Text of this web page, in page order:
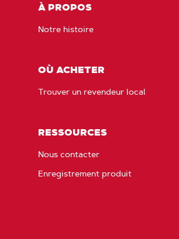
À PROPOS
Notre histoire
OÙ ACHETER
Trouver un revendeur local
RESSOURCES
Nous contacter
Enregistrement produit